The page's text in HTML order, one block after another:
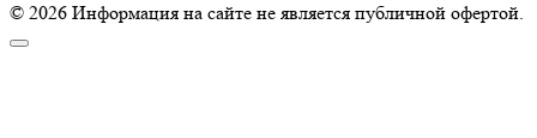
© 2026 Информация на сайте не является публичной офертой.